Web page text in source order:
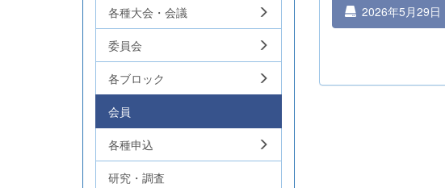
2026年5月29日 講演・実習資料
各種大会・会議
委員会
各ブロック
会員
各種申込
研究・調査